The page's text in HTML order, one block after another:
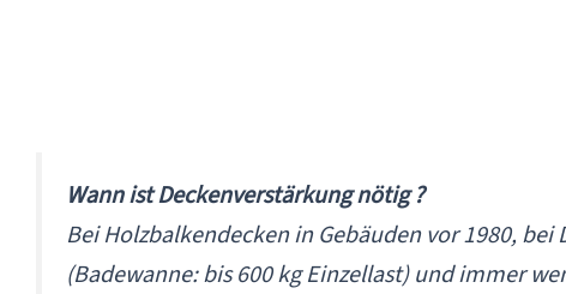
Wann ist Deckenverstärkung nötig ?
Bei Holzbalkendecken in Gebäuden vor 1980,
(Badewanne: bis 600 kg Einzellast) und immer